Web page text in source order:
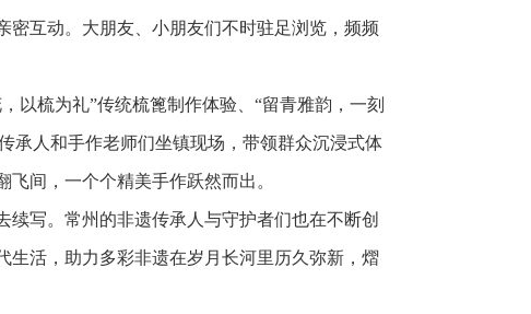
密互动。大朋友、小朋友们不时驻足浏览，频频
以梳为礼”传统梳篦制作体验、“留青雅韵，一刻
承人和手作老师们坐镇现场，带领群众沉浸式体
间，一个个精美手作跃然而出。
写。常州的非遗传承人与守护者们也在不断创
生活，助力多彩非遗在岁月长河里历久弥新，熠